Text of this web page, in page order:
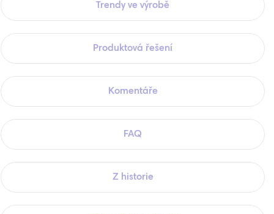
Trendy ve výrobě
Produktová řešení
Komentáře
FAQ
Z historie